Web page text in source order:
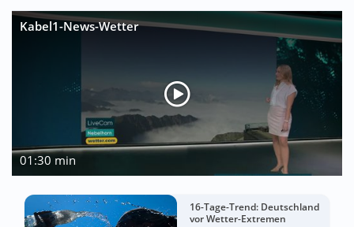
Kabel1-News-Wetter
01:30 min
16-Tage-Trend: Deutschland
vor Wetter-Extremen